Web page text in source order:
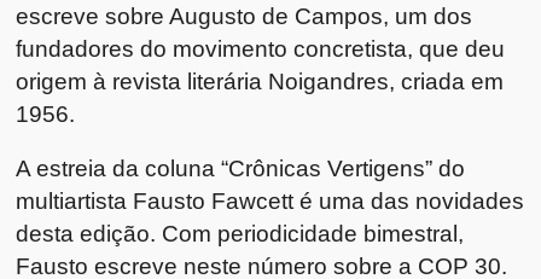
escreve sobre Augusto de Campos, um dos
fundadores do movimento concretista, que deu
origem à revista literária Noigandres, criada em
1956.
A estreia da coluna “Crônicas Vertigens” do
multiartista Fausto Fawcett é uma das novidades
desta edição. Com periodicidade bimestral,
Fausto escreve neste número sobre a COP 30.